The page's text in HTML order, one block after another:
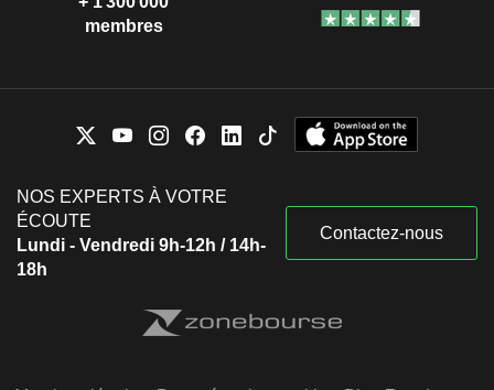
membres
NOS EXPERTS À VOTRE
ÉCOUTE
Lundi - Vendredi 9h-12h / 14h-
18h
Contactez-nous